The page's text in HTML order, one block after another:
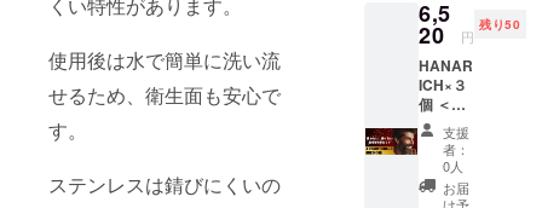
くい特性があります。
使用後は水で簡単に洗い流
せるため、衛生面も安心で
す。
ステンレスは錆びにくいの
※初期不
良のみ
対応 ※
持ち運
びに便
利な
HANAR
ICH専用
ケース
を、ご
支援い
6,5
20 円
残り50
HANAR
ICH×３
個 ＜保
証につ
いて＞
万が一
商品が
破損・
支援
者：
0人
お届